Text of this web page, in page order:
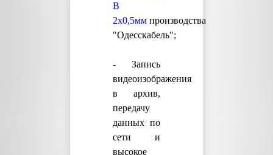
В
2х0,5мм производства
"Одесскабель";
- Запись
видеоизображения
в архив,
передачу
данных по
сети и
высокое